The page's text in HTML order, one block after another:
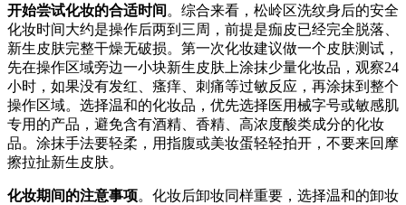
开始尝试化妆的合适时间 。综合来看，松岭区洗纹身后的安全
化妆时间大约是操作后两到三周，前提是痂皮已经完全脱落、
新生皮肤完整干燥无破损。第一次化妆建议做一个皮肤测试，
先在操作区域旁边一小块新生皮肤上涂抹少量化妆品，观察24
小时，如果没有发红、瘙痒、刺痛等过敏反应，再涂抹到整个
操作区域。选择温和的化妆品，优先选择医用械字号或敏感肌
专用的产品，避免含有酒精、香精、高浓度酸类成分的化妆
品。涂抹手法要轻柔，用指腹或美妆蛋轻轻拍开，不要来回摩
擦拉扯新生皮肤。
化妆期间的注意事项。化妆后卸妆同样重要，选择温和的卸妆